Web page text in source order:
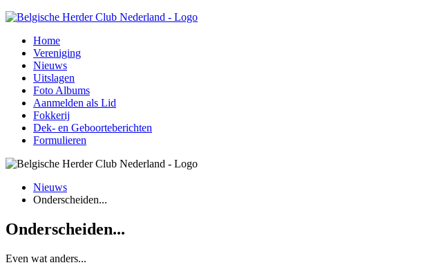
Home
Vereniging
Nieuws
Uitslagen
Foto Albums
Aanmelden als Lid
Fokkerij
Dek- en Geboorteberichten
Formulieren
Nieuws
Onderscheiden...
Onderscheiden...
Even wat anders...